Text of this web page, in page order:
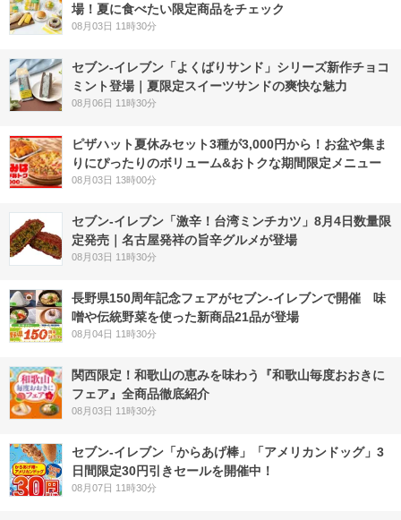
場！夏に食べたい限定商品をチェック
08月03日 11時30分
セブン‐イレブン「よくばりサンド」シリーズ新作チョコ
ミント登場｜夏限定スイーツサンドの爽快な魅力
08月06日 11時30分
ピザハット夏休みセット3種が3,000円から！お盆や集ま
りにぴったりのボリューム&おトクな期間限定メニュー
08月03日 13時00分
セブン-イレブン「激辛！台湾ミンチカツ」8月4日数量限
定発売｜名古屋発祥の旨辛グルメが登場
08月03日 11時30分
長野県150周年記念フェアがセブン-イレブンで開催 味
噌や伝統野菜を使った新商品21品が登場
08月04日 11時30分
関西限定！和歌山の恵みを味わう『和歌山毎度おおきに
フェア』全商品徹底紹介
08月03日 11時30分
セブン‐イレブン「からあげ棒」「アメリカンドッグ」3
日間限定30円引きセールを開催中！
08月07日 11時30分